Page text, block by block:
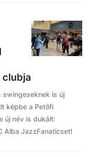
clubja
swingeseknek is új
képbe a Petőfi
új név is dukált:
Alba JazzFanaticset!